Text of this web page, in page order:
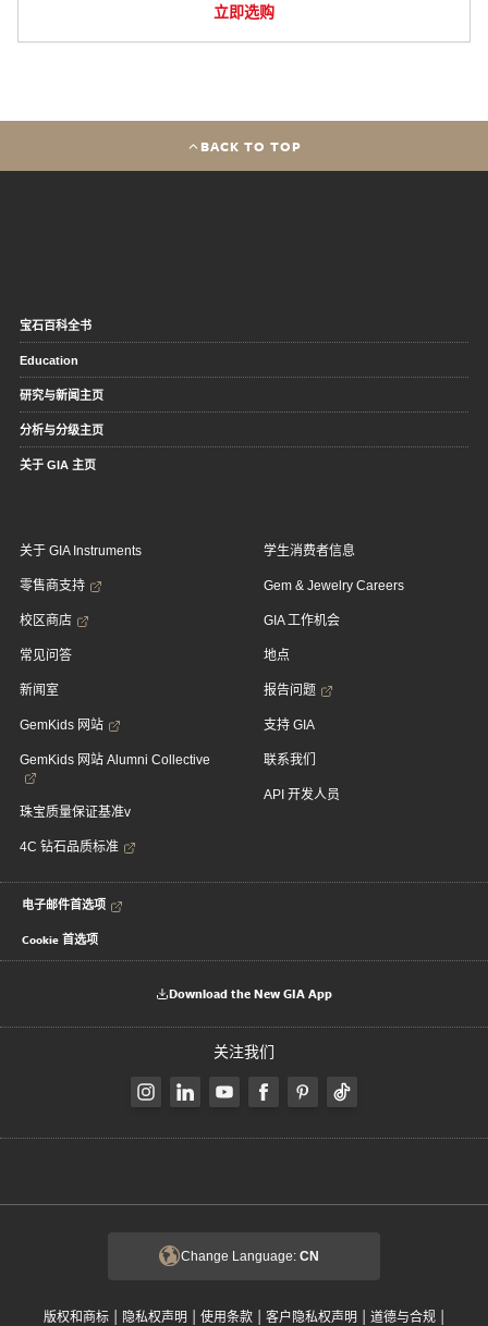
立即选购
BACK TO TOP
宝石百科全书
Education
研究与新闻主页
分析与分级主页
关于 GIA 主页
关于 GIA Instruments
零售商支持
校区商店
常见问答
新闻室
GemKids 网站
GemKids 网站 Alumni Collective
珠宝质量保证基准v
4C 钻石品质标准
学生消费者信息
Gem & Jewelry Careers
GIA 工作机会
地点
报告问题
支持 GIA
联系我们
API 开发人员
电子邮件首选项
Cookie 首选项
Download the New GIA App
关注我们
Change Language: CN
版权和商标 | 隐私权声明 | 使用条款 | 客户隐私权声明 | 道德与合规 |